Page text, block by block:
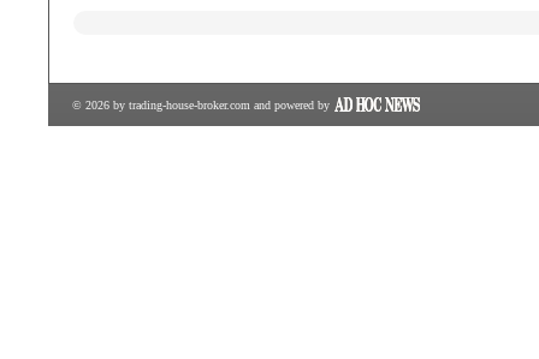
© 2026 by trading-house-broker.com and powered by